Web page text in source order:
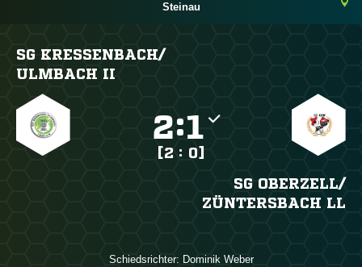
Steinau
SG KRESSENBACH/​
ULMBACH II
:
[2 : 0]
SG OBERZELL/​
ZÜNTERSBACH LL
Schiedsrichter:  